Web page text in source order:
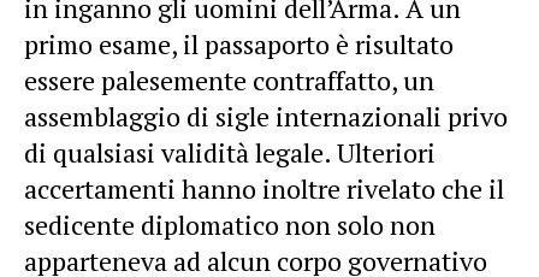
in inganno gli uomini dell’Arma. A un
primo esame, il passaporto è risultato
essere palesemente contraffatto, un
assemblaggio di sigle internazionali privo
di qualsiasi validità legale. Ulteriori
accertamenti hanno inoltre rivelato che il
sedicente diplomatico non solo non
apparteneva ad alcun corpo governativo